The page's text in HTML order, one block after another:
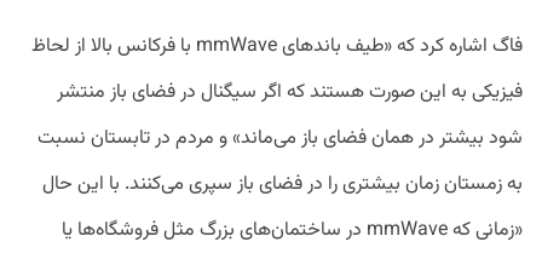
فاگ اشاره کرد که «طیف باند‌های mmWave با فرکانس بالا از لحاظ
فیزیکی به این صورت هستند که اگر سیگنال در فضای باز منتشر
شود بیشتر در همان فضای باز می‌ماند» و مردم در تابستان نسبت
به زمستان زمان بیشتری را در فضای باز سپری می‌کنند. با این حال
«زمانی که mmWave در ساختمان‌های بزرگ مثل فروشگاه‌ها یا